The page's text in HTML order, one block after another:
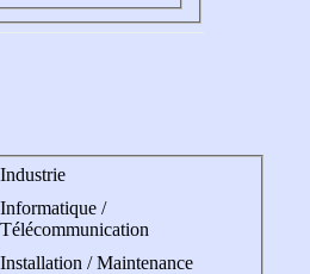
Industrie
Informatique /
Télécommunication
Installation / Maintenance